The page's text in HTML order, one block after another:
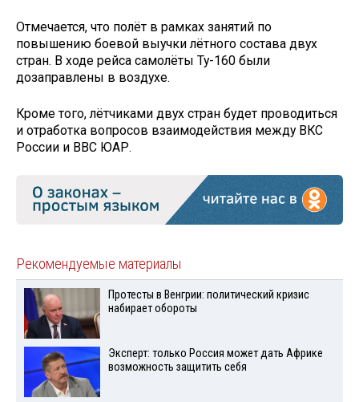
Отмечается, что полёт в рамках занятий по
повышению боевой выучки лётного состава двух
стран. В ходе рейса самолёты Ту-160 были
дозаправлены в воздухе.
Кроме того, лётчиками двух стран будет проводиться
и отработка вопросов взаимодействия между ВКС
России и ВВС ЮАР.
Рекомендуемые материалы
Протесты в Венгрии: политический кризис
набирает обороты
Эксперт: только Россия может дать Африке
возможность защитить себя